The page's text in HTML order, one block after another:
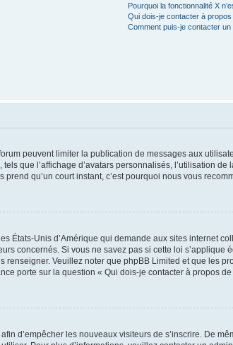
Pourquoi la fonctionnalité X
Qui dois-je contacter à propos
Comment puis-je contacter
peuvent limiter la publication de messages aux
que l’affichage d’avatars personnalisés, l’utilisation
qu’un court instant, c’est pourquoi nous vous
États-Unis d’Amérique qui demande aux sites internet
concernés. Si vous ne savez pas si cette loi s’applique
Veuillez noter que phpBB Limited et que les
porte sur la question « Qui dois-je contacter à propos
d’empêcher les nouveaux visiteurs de s’inscrire. De